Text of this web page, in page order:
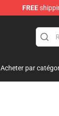
FREE
Acheter par